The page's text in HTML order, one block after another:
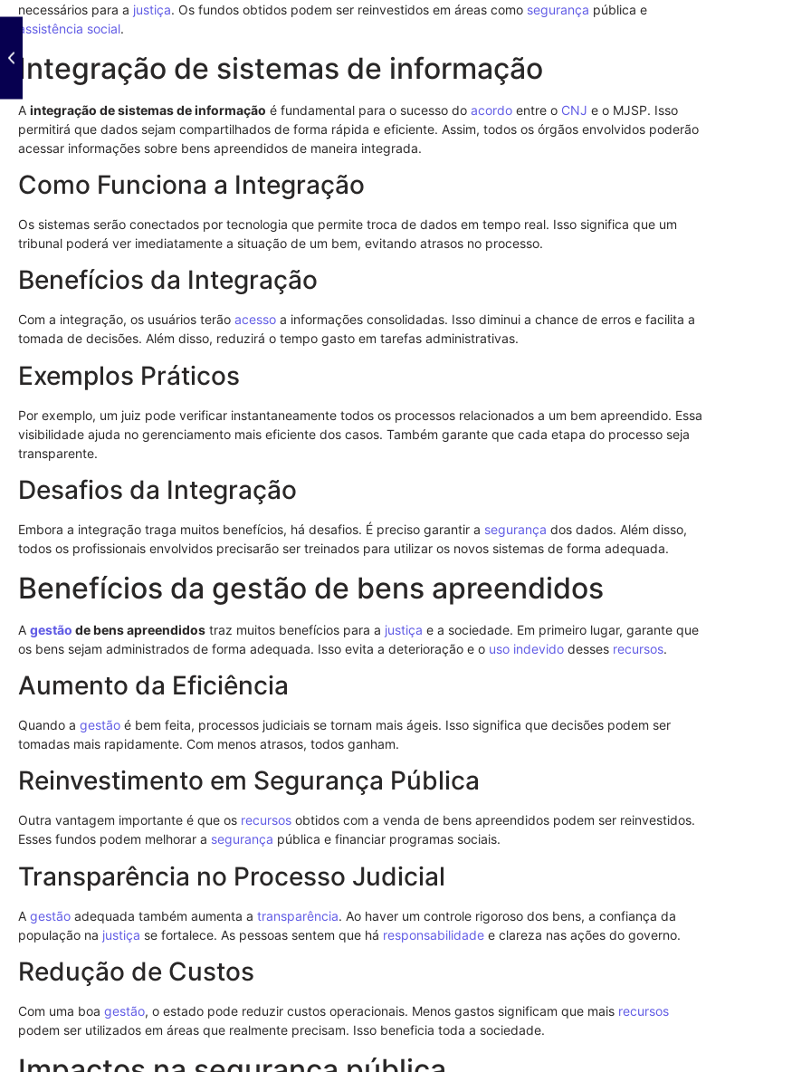
necessários para a justiça. Os fundos obtidos podem ser reinvestidos em áreas como segurança pública e
assistência social.
Integração de sistemas de informação
A integração de sistemas de informação é fundamental para o sucesso do acordo entre o CNJ e o MJSP. Isso
permitirá que dados sejam compartilhados de forma rápida e eficiente. Assim, todos os órgãos envolvidos poderão
acessar informações sobre bens apreendidos de maneira integrada.
Como Funciona a Integração
Os sistemas serão conectados por tecnologia que permite troca de dados em tempo real. Isso significa que um
tribunal poderá ver imediatamente a situação de um bem, evitando atrasos no processo.
Benefícios da Integração
Com a integração, os usuários terão acesso a informações consolidadas. Isso diminui a chance de erros e facilita a
tomada de decisões. Além disso, reduzirá o tempo gasto em tarefas administrativas.
Exemplos Práticos
Por exemplo, um juiz pode verificar instantaneamente todos os processos relacionados a um bem apreendido. Essa
visibilidade ajuda no gerenciamento mais eficiente dos casos. Também garante que cada etapa do processo seja
transparente.
Desafios da Integração
Embora a integração traga muitos benefícios, há desafios. É preciso garantir a segurança dos dados. Além disso,
todos os profissionais envolvidos precisarão ser treinados para utilizar os novos sistemas de forma adequada.
Benefícios da gestão de bens apreendidos
A gestão de bens apreendidos traz muitos benefícios para a justiça e a sociedade. Em primeiro lugar, garante que
os bens sejam administrados de forma adequada. Isso evita a deterioração e o uso indevido desses recursos.
Aumento da Eficiência
Quando a gestão é bem feita, processos judiciais se tornam mais ágeis. Isso significa que decisões podem ser
tomadas mais rapidamente. Com menos atrasos, todos ganham.
Reinvestimento em Segurança Pública
Outra vantagem importante é que os recursos obtidos com a venda de bens apreendidos podem ser reinvestidos.
Esses fundos podem melhorar a segurança pública e financiar programas sociais.
Transparência no Processo Judicial
A gestão adequada também aumenta a transparência. Ao haver um controle rigoroso dos bens, a confiança da
população na justiça se fortalece. As pessoas sentem que há responsabilidade e clareza nas ações do governo.
Redução de Custos
Com uma boa gestão, o estado pode reduzir custos operacionais. Menos gastos significam que mais recursos
podem ser utilizados em áreas que realmente precisam. Isso beneficia toda a sociedade.